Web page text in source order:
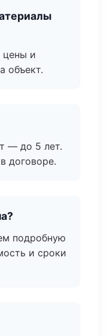
цены и
объект.
— до 5 лет.
договоре.
подробную
и сроки